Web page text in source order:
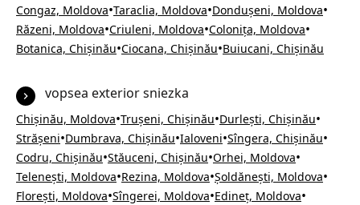
Congaz, Moldova•Taraclia, Moldova•Dondușeni, Moldova•
Răzeni, Moldova•Criuleni, Moldova•Colonița, Moldova•
Botanica, Chișinău•Ciocana, Chișinău•Buiucani, Chișinău
vopsea exterior sniezka
Chișinău, Moldova•Trușeni, Chișinău•Durlești, Chișinău•
Strășeni•Dumbrava, Chișinău•Ialoveni•Sîngera, Chișinău•
Codru, Chișinău•Stăuceni, Chișinău•Orhei, Moldova•
Telenești, Moldova•Rezina, Moldova•Șoldănești, Moldova•
Florești, Moldova•Sîngerei, Moldova•Edineț, Moldova•